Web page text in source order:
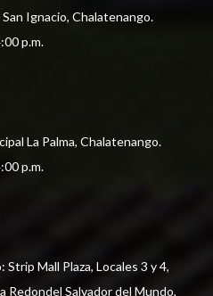
Ignacio, Chalatenango.
p.m.
La Palma, Chalatenango.
p.m.
Mall Plaza, Locales 3 y 4,
Redondel Salvador del Mundo,